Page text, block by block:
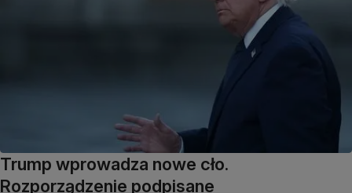
Trump wprowadza nowe cło.
Rozporządzenie podpisane